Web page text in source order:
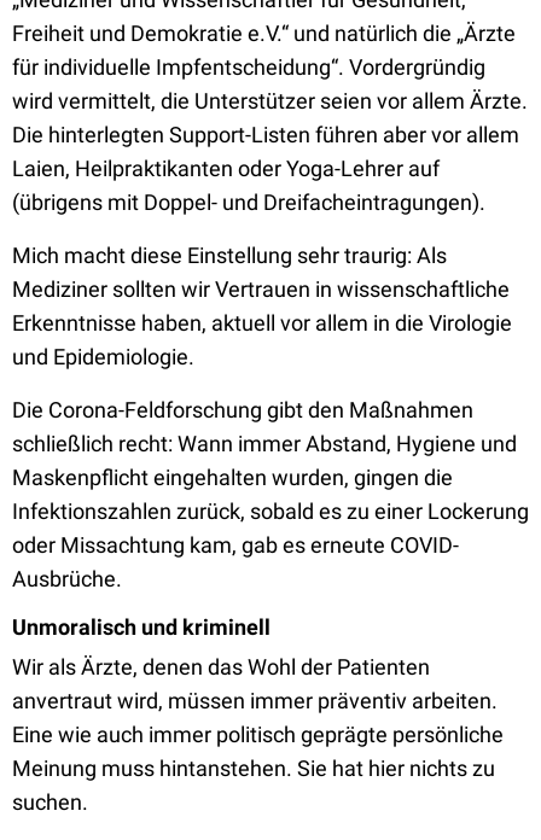
Freiheit und Demokratie e.V.“ und natürlich die „Ärzte
für individuelle Impfentscheidung“. Vordergründig
wird vermittelt, die Unterstützer seien vor allem Ärzte.
Die hinterlegten Support-Listen führen aber vor allem
Laien, Heilpraktikanten oder Yoga-Lehrer auf
(übrigens mit Doppel- und Dreifacheintragungen).
Mich macht diese Einstellung sehr traurig: Als
Mediziner sollten wir Vertrauen in wissenschaftliche
Erkenntnisse haben, aktuell vor allem in die Virologie
und Epidemiologie.
Die Corona-Feldforschung gibt den Maßnahmen
schließlich recht: Wann immer Abstand, Hygiene und
Maskenpflicht eingehalten wurden, gingen die
Infektionszahlen zurück, sobald es zu einer Lockerung
oder Missachtung kam, gab es erneute COVID-
Ausbrüche.
Unmoralisch und kriminell
Wir als Ärzte, denen das Wohl der Patienten
anvertraut wird, müssen immer präventiv arbeiten.
Eine wie auch immer politisch geprägte persönliche
Meinung muss hintanstehen. Sie hat hier nichts zu
suchen.